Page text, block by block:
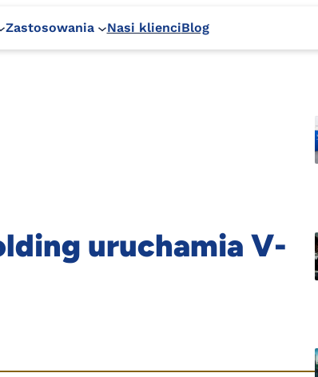
Zastosowania Nasi klienciBlog
uruchamia V-